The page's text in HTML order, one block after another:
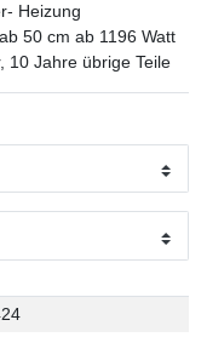
Heizung
50 cm ab 1196 Watt
10 Jahre übrige Teile